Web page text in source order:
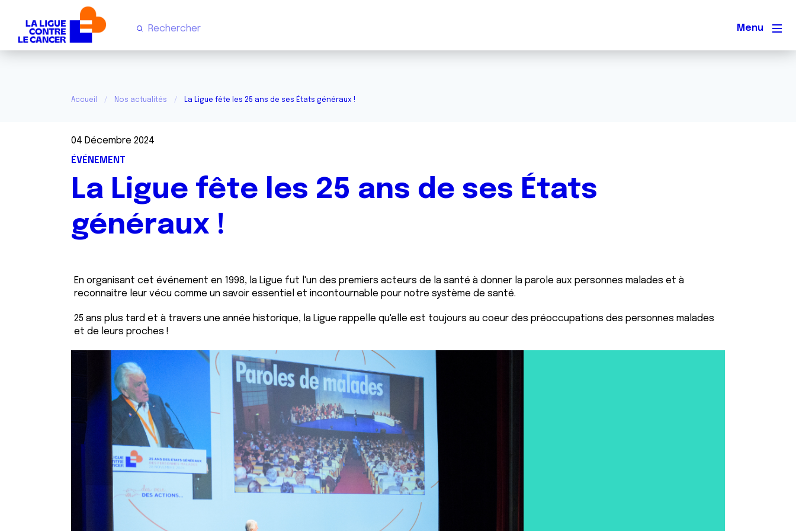
Menu
Accueil Nos actualités La Ligue fête les 25 ans de ses États généraux !
04 Décembre 2024
ÉVÉNEMENT
La Ligue fête les 25 ans de ses États
généraux !
En organisant cet événement en 1998, la Ligue fut l'un des premiers acteurs de la santé à donner la parole aux personnes malades et à
reconnaitre leur vécu comme un savoir essentiel et incontournable pour notre système de santé.
25 ans plus tard et à travers une année historique, la Ligue rappelle qu'elle est toujours au coeur des préoccupations des personnes malades
et de leurs proches !